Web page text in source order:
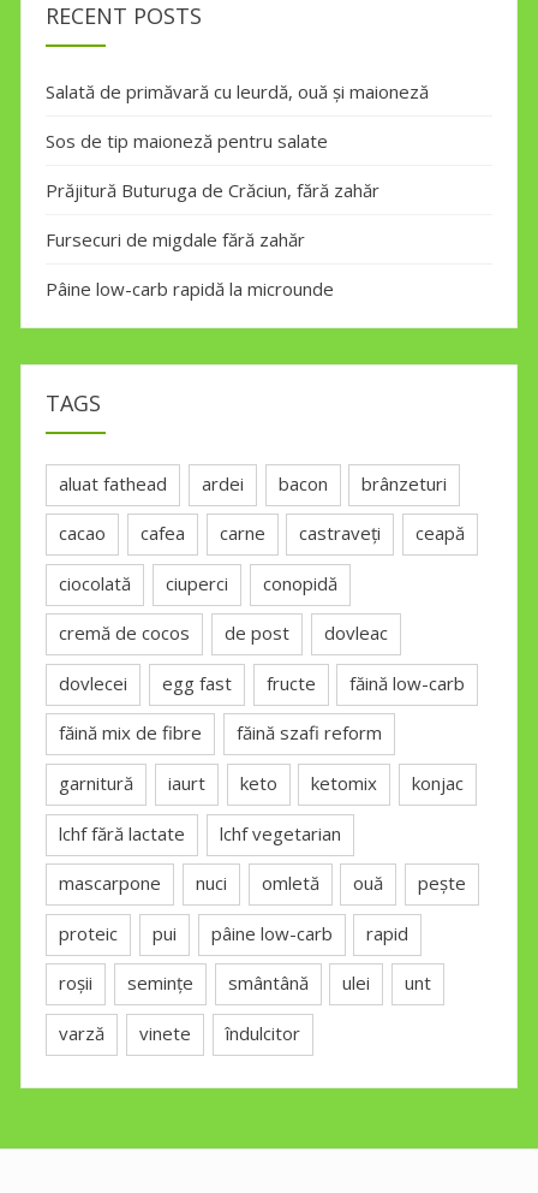
RECENT POSTS
Salată de primăvară cu leurdă, ouă și maioneză
Sos de tip maioneză pentru salate
Prăjitură Buturuga de Crăciun, fără zahăr
Fursecuri de migdale fără zahăr
Pâine low-carb rapidă la microunde
TAGS
aluat fathead ardei bacon brânzeturi
cacao cafea carne castraveți ceapă
ciocolată ciuperci conopidă
cremă de cocos de post dovleac
dovlecei egg fast fructe făină low-carb
făină mix de fibre făină szafi reform
garnitură iaurt keto ketomix konjac
lchf fără lactate lchf vegetarian
mascarpone nuci omletă ouă pește
proteic pui pâine low-carb rapid
roșii semințe smântână ulei unt
varză vinete îndulcitor